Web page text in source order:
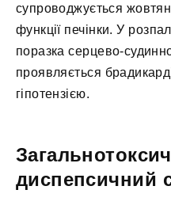
супроводжується
функції печінки. У
поразка серцево-
проявляється
гіпотензією.
диспепсичний